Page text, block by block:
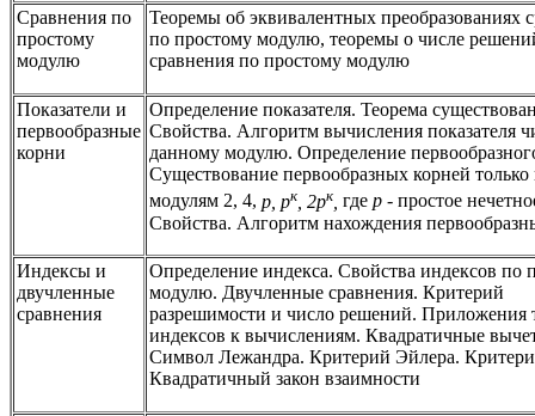
Сравнения по
простому
модулю
Теоремы об эквивалентных преобразованиях
по простому модулю, теоремы о числе
сравнения по простому модулю
Показатели и
первообразные
корни
Определение показателя. Теорема
Свойства. Алгоритм вычисления показателя
данному модулю. Определение
Существование первообразных корней только
модулям 2, 4, р, рк , 2рк где р - простое
Свойства. Алгоритм нахождения
Индексы и
двучленные
сравнения
Определение индекса. Свойства индексов по
модулю. Двучленные сравнения. Критерий
разрешимости и число решений. Приложения
индексов к вычислениям. Квадратичные
Символ Лежандра. Критерий Эйлера.
Квадратичный закон взаимности